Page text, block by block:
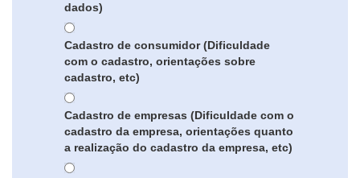
dados)
Cadastro de consumidor (Dificuldade
com o cadastro, orientações sobre
cadastro, etc)
Cadastro de empresas (Dificuldade com o
cadastro da empresa, orientações quanto
a realização do cadastro da empresa, etc)